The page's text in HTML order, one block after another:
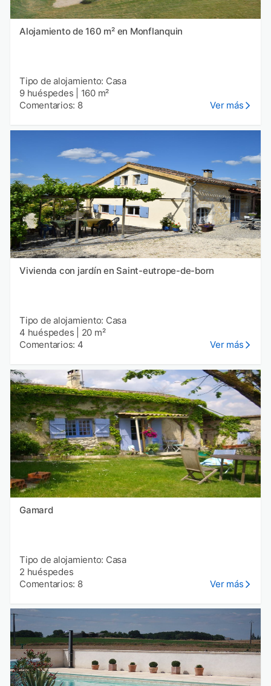
Alojamiento de 160 m² en Monflanquin
Tipo de alojamiento: Casa
9 huéspedes
160 m²
Comentarios: 8
Ver más
Vivienda con jardín en Saint-eutrope-de-born
Tipo de alojamiento: Casa
4 huéspedes
20 m²
Comentarios: 4
Ver más
Gamard
Tipo de alojamiento: Casa
2 huéspedes
Comentarios: 8
Ver más